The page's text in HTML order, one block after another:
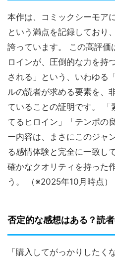
本作は、コミックシーモア
という満点を記録しており
誇っています。 この高評価
ロインが、圧倒的な力を持
される」という、いわゆる
ルの読者が求める要素を、
ていることの証明です。
てるヒロイン」「テンポの
ー内容は、まさにこのジャ
る感情体験と完全に一致し
確かなクオリティを持った
う。 （※2025年10月時点）
否定的な感想はある？読
「購入してがっかりしたく